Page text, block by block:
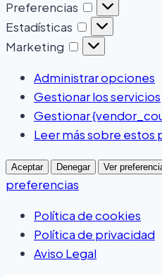
Preferencias
Estadísticas
Marketing
Administrar opciones
Gestionar los servicios
Gestionar
Leer más sobre estos
Aceptar Denegar Ver
preferencias
Política de cookies
Política de privacidad
Aviso Legal